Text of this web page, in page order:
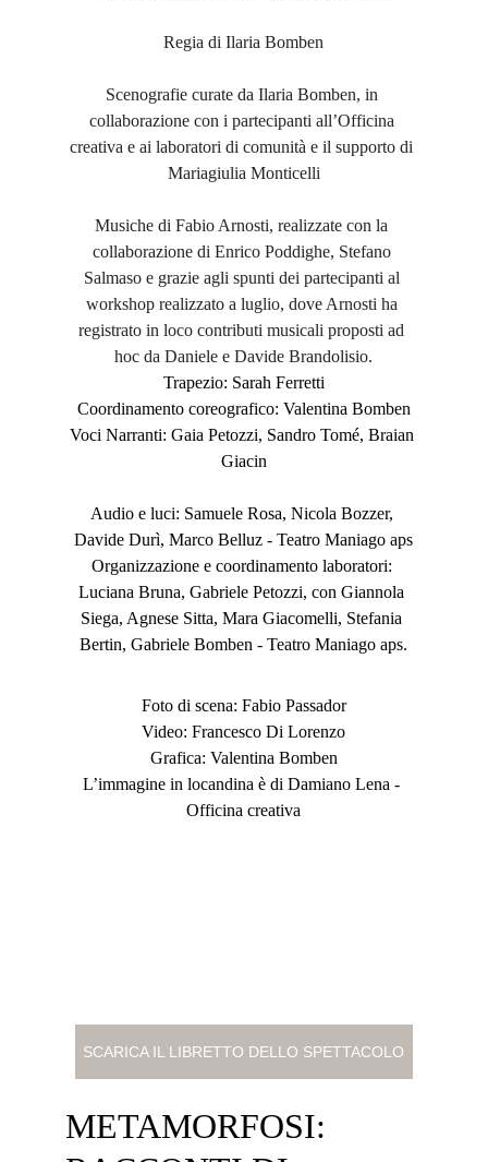
Regia di Ilaria Bomben
Scenografie curate da Ilaria Bomben, in
collaborazione con i partecipanti all’Officina
creativa e ai laboratori di comunità e il supporto di
Mariagiulia Monticelli
Musiche di Fabio Arnosti, realizzate con la
collaborazione di Enrico Poddighe, Stefano
Salmaso e grazie agli spunti dei partecipanti al
workshop realizzato a luglio, dove Arnosti ha
registrato in loco contributi musicali proposti ad
hoc da Daniele e Davide Brandolisio.
Trapezio: Sarah Ferretti
Coordinamento coreografico: Valentina Bomben
Voci Narranti: Gaia Petozzi, Sandro Tomé, Braian
Giacin
Audio e luci: Samuele Rosa, Nicola Bozzer,
Davide Durì, Marco Belluz - Teatro Maniago aps
Organizzazione e coordinamento laboratori:
Luciana Bruna, Gabriele Petozzi, con Giannola
Siega, Agnese Sitta, Mara Giacomelli, Stefania
Bertin, Gabriele Bomben - Teatro Maniago aps.
Foto di scena: Fabio Passador
Video: Francesco Di Lorenzo
Grafica: Valentina Bomben
L’immagine in locandina è di Damiano Lena -
Officina creativa
SCARICA IL LIBRETTO DELLO SPETTACOLO
METAMORFOSI: